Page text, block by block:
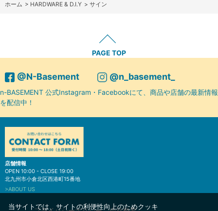
ホーム > HARDWARE & D.I.Y > サイン
PAGE TOP
@N-Basement @n_basement_
n-BASEMENT 公式Instagram・Facebookにて、商品や店舗の最新情報
を配信中！
店舗情報
OPEN 10:00 - CLOSE 19:00
北九州市小倉北区西港町15番地
>ABOUT US
当サイトでは、サイトの利便性向上のためクッキ